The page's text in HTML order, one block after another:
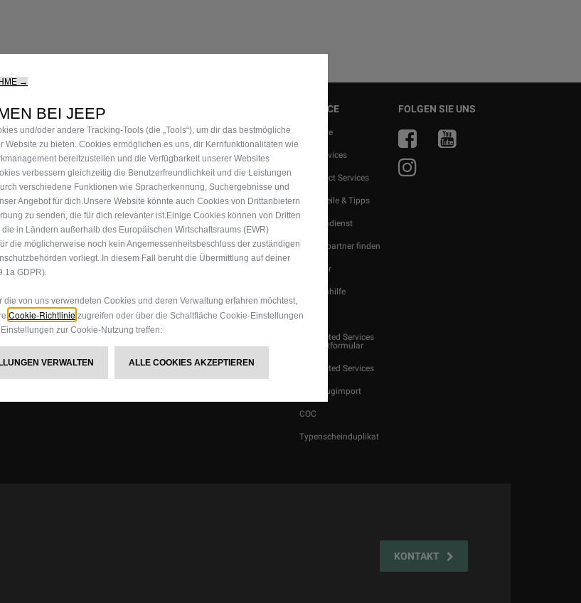
JEEP 4X4
4x4 Experience
Offroad Guide
Die Heimat des SUV
FAQ und Glossar
JEEP LIFE
80ᵀᴴ Anniversary
Jeep Events
Jeep News
Jeep Merchandise
Business Center
Probefahrt anfragen
Angebot anfordern
Informiert bleiben
SERVICE
FlexCare
Alle Services
Uconnect Services
Ersatzteile & Tipps
Kundendienst
Servicepartner finden
Zubehör
Pannenhilfe
Reifen
Connected Services
Kontaktformular
Connected Services
Fahrzeugimport
COC
Typenscheinduplikat
FOLGEN SIE UNS
KONTAKT
→
BEI JEEP
und/oder andere Tracking‑Tools (die „Tools“), um dir das bestmögliche
Website zu bieten. Cookies ermöglichen es uns, dir Kernfunktionalitäten wie
bereitzustellen und die Verfügbarkeit unserer Websites
verbessern gleichzeitig die Benutzerfreundlichkeit und die Leistungen
verschiedene Funktionen wie Spracherkennung, Suchergebnisse und
Angebot für dich.Unsere Website könnte auch Cookies von Drittanbietern
zu senden, die für dich relevanter ist.Einige Cookies können von Dritten
in Ländern außerhalb des Europäischen Wirtschaftsraums (EWR)
die möglicherweise noch kein Angemessenheitsbeschluss der zuständigen
vorliegt. In diesem Fall beruht die Übermittlung auf deiner
GDPR).
die von uns verwendeten Cookies und deren Verwaltung erfahren möchtest,
Cookie-Richtlinie zugreifen oder über die Schaltfläche Cookie-Einstellungen
zur Cookie-Nutzung treffen:
VERWALTEN ALLE COOKIES AKZEPTIEREN